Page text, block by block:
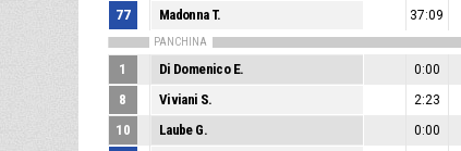
77 Madonna T. 37:09
PANCHINA
1 Di Domenico E. 0:00
8 Viviani S. 2:23
10 Laube G. 0:00